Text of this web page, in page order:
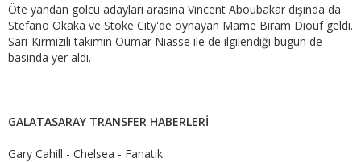
Öte yandan golcü adayları arasına Vincent Aboubakar dışında da
Stefano Okaka ve Stoke City'de oynayan Mame Biram Diouf geldi.
Sarı-Kırmızılı takımın Oumar Niasse ile de ilgilendiği bugün de
basında yer aldı.
GALATASARAY TRANSFER HABERLERİ
Gary Cahill - Chelsea - Fanatik